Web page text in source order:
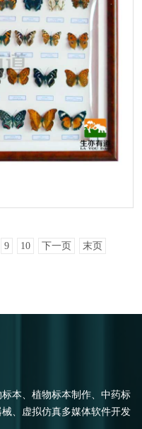
9 10 下一页
末页
本、植物标本制作、中药标
、虚拟仿真多媒体软件开发